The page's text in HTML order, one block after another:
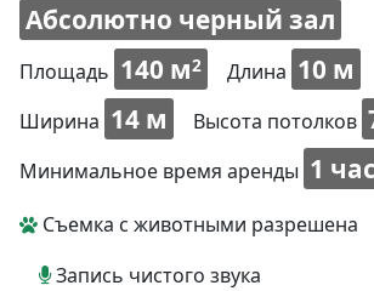
Абсолютно черный зал
Площадь 140 м2 Длина 10 м
Ширина 14 м Высота потолков
Минимальное время аренды 1 час
Съемка с животными разрешена
Запись чистого звука